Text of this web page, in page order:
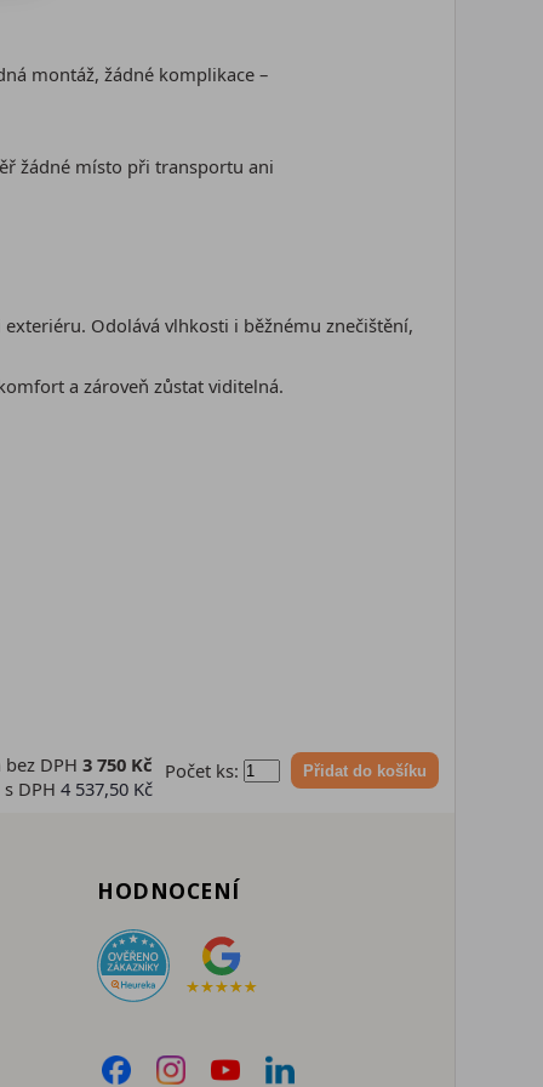
montáž, žádné komplikace –
žádné místo při transportu ani
Odolává vlhkosti i běžnému znečištění,
a zároveň zůstat viditelná.
Počet ks: Přidat do košíku
bez DPH 3 750 Kč
DPH 4 537,50 Kč
HODNOCENÍ